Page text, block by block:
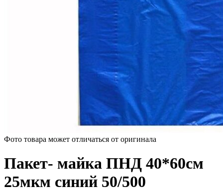
Фото товара может отличаться от оригинала
Пакет- майка ПНД 40*60см
25мкм синий 50/500